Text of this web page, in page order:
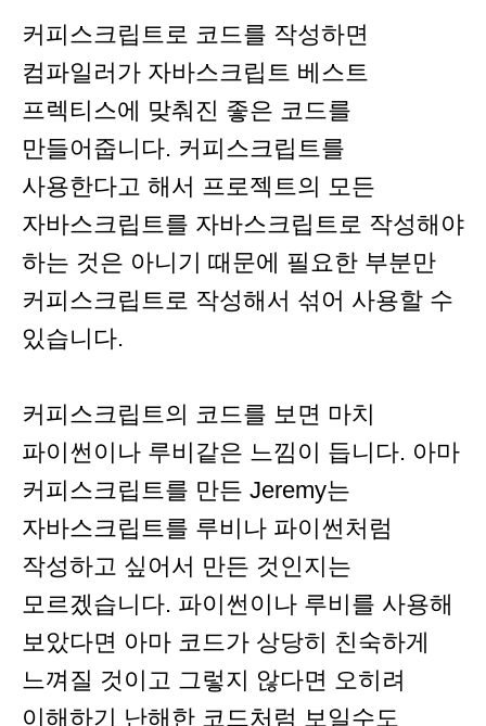
커피스크립트로 코드를 작성하면
컴파일러가 자바스크립트 베스트
프렉티스에 맞춰진 좋은 코드를
만들어줍니다. 커피스크립트를
사용한다고 해서 프로젝트의 모든
자바스크립트를 자바스크립트로 작성해야
하는 것은 아니기 때문에 필요한 부분만
커피스크립트로 작성해서 섞어 사용할 수
있습니다.
커피스크립트의 코드를 보면 마치
파이썬이나 루비같은 느낌이 듭니다. 아마
커피스크립트를 만든 Jeremy는
자바스크립트를 루비나 파이썬처럼
작성하고 싶어서 만든 것인지는
모르겠습니다. 파이썬이나 루비를 사용해
보았다면 아마 코드가 상당히 친숙하게
느껴질 것이고 그렇지 않다면 오히려
이해하기 난해한 코드처럼 보일수도